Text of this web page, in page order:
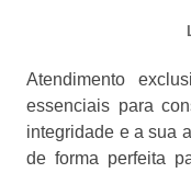
Atendimento
essenciais para
integridade e a sua
de forma perfeita